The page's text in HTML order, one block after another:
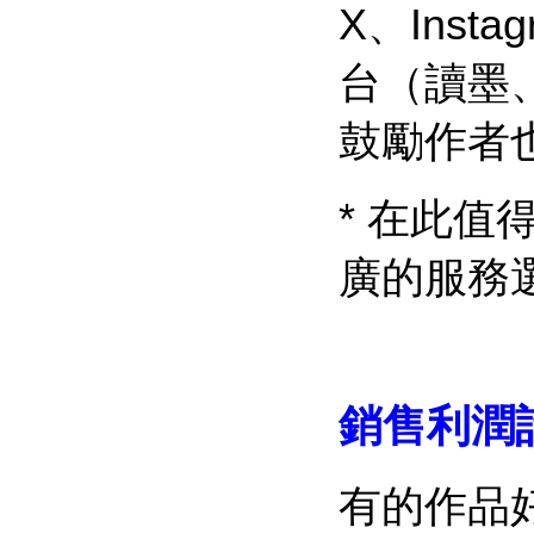
X、
台（讀墨
鼓勵作者
* 在此值
廣的服務
銷售利潤
有的作品